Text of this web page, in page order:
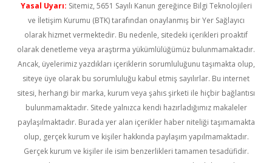
Yasal Uyarı: Sitemiz, 5651 Sayılı Kanun gereğince Bilgi Teknolojileri
ve İletişim Kurumu (BTK) tarafından onaylanmış bir Yer Sağlayıcı
olarak hizmet vermektedir. Bu nedenle, sitedeki içerikleri proaktif
olarak denetleme veya araştırma yükümlülüğümüz bulunmamaktadır.
Ancak, üyelerimiz yazdıkları içeriklerin sorumluluğunu taşımakta olup,
siteye üye olarak bu sorumluluğu kabul etmiş sayılırlar. Bu internet
sitesi, herhangi bir marka, kurum veya şahıs şirketi ile hiçbir bağlantısı
bulunmamaktadır. Sitede yalnızca kendi hazırladığımız makaleler
paylaşılmaktadır. Burada yer alan içerikler haber niteliği taşımamakta
olup, gerçek kurum ve kişiler hakkında paylaşım yapılmamaktadır.
Gerçek kurum ve kişiler ile isim benzerlikleri tamamen tesadüfidir.